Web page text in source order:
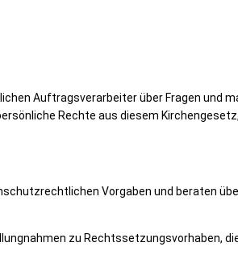
Auftragsverarbeiter über Fragen und
Rechte aus diesem
Vorgaben und beraten
zu Rechtssetzungsvorhaben,